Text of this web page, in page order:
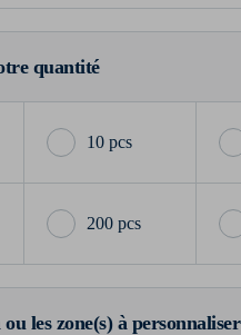
quantité
10 pcs
200 pcs
ou les zone(s) à personnaliser